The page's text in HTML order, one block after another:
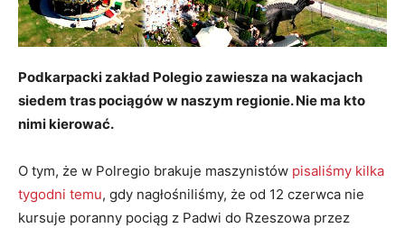
Podkarpacki zakład Polegio zawiesza na wakacjach
siedem tras pociągów w naszym regionie. Nie ma kto
nimi kierować.
O tym, że w Polregio brakuje maszynistów pisaliśmy kilka
tygodni temu, gdy nagłośniliśmy, że od 12 czerwca nie
kursuje poranny pociąg z Padwi do Rzeszowa przez